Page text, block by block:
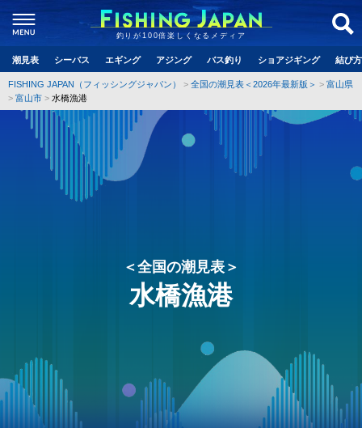
釣りが100倍楽しくなるメディア
潮見表 シーバス エギング アジング バス釣り ショアジギング 結び
FISHING JAPAN（フィッシングジャパン） 全国の潮見表＜2026年最新版＞
富山県
富山市
水橋漁港
＜全国の潮見表＞
水橋漁港